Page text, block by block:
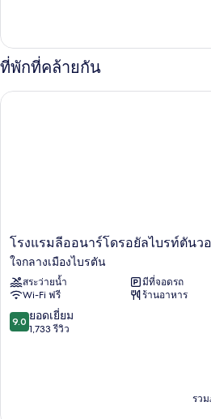
เตียง
ควีน
1
เกี่ยว
กับ
ห้อง
พี
ทะเล
ที่พักที่คล้ายกัน
โรงแรม
ลี
ออ
นาร์
โด
รอยัล
ไบรท์
โรงแรมลีออนาร์โดรอยัลไบรท์ตันว
ใจกลางเมืองไบรตัน
สระว่ายน้ำ
มีที่จอดรถ
Wi-Fi ฟรี
ร้านอาหาร
9.0
จาก
9.0 ยอดเยี่ยม
1,733 รีวิว
รว
โรงแรมลีออนาร์โดรอยัลไบรท์ตันวอเ